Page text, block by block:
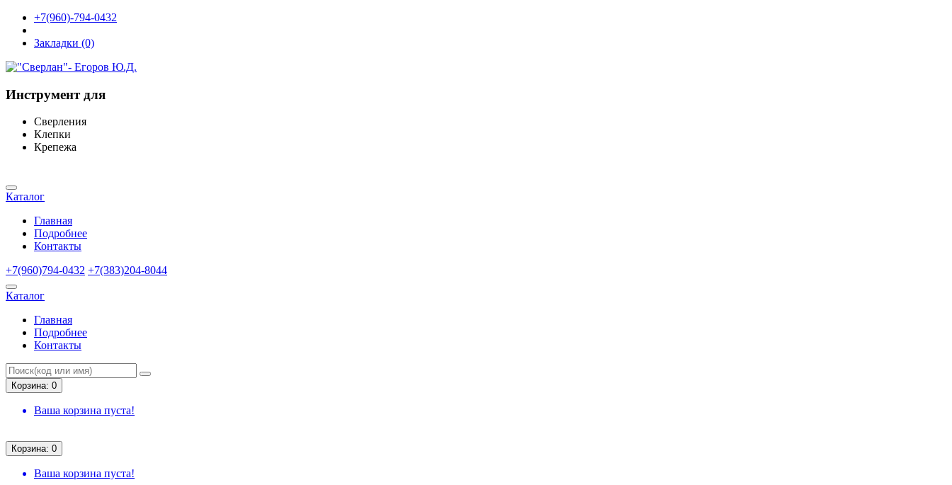
+7(960)-794-0432
Закладки (0)
Инструмент для
Сверления
Клепки
Крепежа
Каталог
Главная
Подробнее
Контакты
+7(960)794-0432 +7(383)204-8044
Каталог
Главная
Подробнее
Контакты
Корзина: 0
Ваша корзина пуста!
Корзина: 0
Ваша корзина пуста!